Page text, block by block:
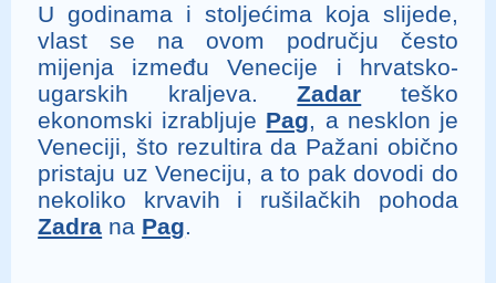
U godinama i stoljećima koja slijede,
vlast se na ovom području često
mijenja između Venecije i hrvatsko-
ugarskih kraljeva.Zadar teško
ekonomski izrabljuje Pag, a nesklon je
Veneciji, što rezultira da Pažani obično
pristaju uz Veneciju, a to pak dovodi do
nekoliko krvavih i rušilačkih pohoda
Zadra na Pag.